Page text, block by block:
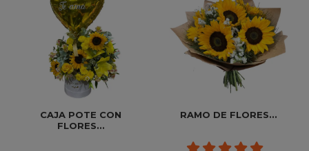
CAJA POTE CON
FLORES...
RAMO DE FLORES...